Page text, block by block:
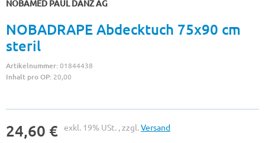
NOBAMED PAUL DANZ AG
NOBADRAPE Abdecktuch 75x90 cm
steril
Artikelnummer:01844438
Inhalt pro OP: 20,00
24,60 € exkl. 19% USt. , zzgl.Versand